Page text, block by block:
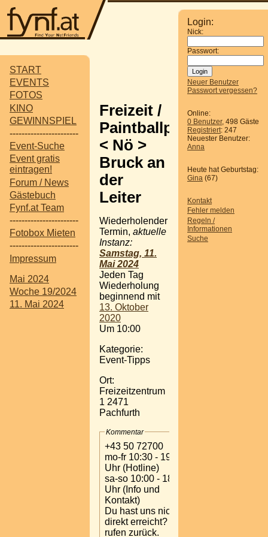
START
EVENTS
FOTOS
KINO
GEWINNSPIEL
-----------------------
Event-Suche
Event gratis
eintragen!
Forum / News
Gästebuch
Fynf.at Team
-----------------------
Fotobox Mieten
-----------------------
Impressum
Mai 2024
Woche 19/2024
11. Mai 2024
Login:
Nick:
Passwort:
Neuer Benutzer
Passwort vergessen?
Online:
0 Benutzer, 498 Gäste
Registriert: 247
Neuester Benutzer:
Anna
Heute hat Geburtstag:
Gina (67)
Kontakt
Fehler melden
Regeln /
Informationen
Suche
Freizeit /
Paintballpark
< Nö >
Bruck an
der
Leiter
Wiederholender
Termin, aktuelle
Instanz:
Samstag, 11.
Mai 2024
Jeden Tag
Wiederholung
beginnend mit
13. Oktober
2020
Um 10:00
Kategorie:
Event-Tipps
Ort:
Freizeitzentrum
1 2471
Pachfurth
Kommentar
+43 50 72700
mo-fr 10:30 - 19:00
Uhr (Hotline)
sa-so 10:00 - 18:00
Uhr (Info und
Kontakt)
Du hast uns nicht
direkt erreicht? Wir
rufen zurück.